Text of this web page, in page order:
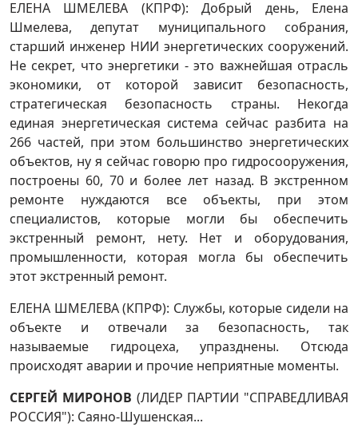
ЕЛЕНА ШМЕЛЕВА (КПРФ): Добрый день, Елена
Шмелева, депутат муниципального собрания,
старший инженер НИИ энергетических сооружений.
Не секрет, что энергетики - это важнейшая отрасль
экономики, от которой зависит безопасность,
стратегическая безопасность страны. Некогда
единая энергетическая система сейчас разбита на
266 частей, при этом большинство энергетических
объектов, ну я сейчас говорю про гидросооружения,
построены 60, 70 и более лет назад. В экстренном
ремонте нуждаются все объекты, при этом
специалистов, которые могли бы обеспечить
экстренный ремонт, нету. Нет и оборудования,
промышленности, которая могла бы обеспечить
этот экстренный ремонт.
ЕЛЕНА ШМЕЛЕВА (КПРФ): Службы, которые сидели на
объекте и отвечали за безопасность, так
называемые гидроцеха, упразднены. Отсюда
происходят аварии и прочие неприятные моменты.
СЕРГЕЙ МИРОНОВ (ЛИДЕР ПАРТИИ "СПРАВЕДЛИВАЯ
РОССИЯ"): Саяно-Шушенская...